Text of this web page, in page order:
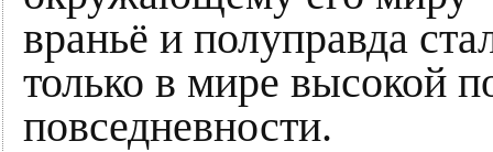
враньё и полуправда
только в мире высокой
повседневности.